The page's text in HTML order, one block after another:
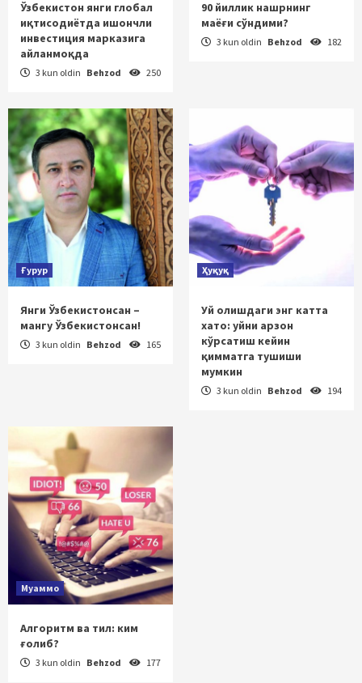
Ўзбекистон янги глобал
иқтисодиётда ишончли
инвестиция марказига
айланмоқда
3 kun oldin Behzod 250
90 йиллик нашрнинг
маёғи сўндими?
3 kun oldin Behzod 182
Ғурур
Янги Ўзбекистонсан –
мангу Ўзбекистонсан!
3 kun oldin Behzod 165
Ҳуқуқ
Уй олишдаги энг катта
хато: уйни арзон
кўрсатиш кейин
қимматга тушиши
мумкин
3 kun oldin Behzod 194
Муаммо
Алгоритм ва тил: ким
ғолиб?
3 kun oldin Behzod 177